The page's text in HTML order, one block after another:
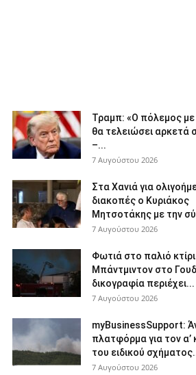
Τραμπ: «Ο πόλεμος με
θα τελειώσει αρκετά
–...
7 Αυγούστου 2026
Στα Χανιά για
διακοπές ο Κυριάκος
Μητσοτάκης με την
7 Αυγούστου 2026
Φωτιά στο παλιό
Μπάντμιντον στο
δικογραφία περιέχει...
7 Αυγούστου 2026
myBusinessSupport:
πλατφόρμα για τον α’
του ειδικού
7 Αυγούστου 2026